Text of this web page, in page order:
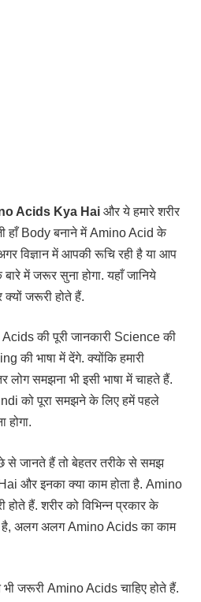
Acids Kya Hai और ये हमारे शरीर
हाँ Body बनाने में Amino Acid के
विज्ञान में आपकी रूचि रही है या आप
में जरूर सुना होगा. यहाँ जानिये
जरूरी होते हैं.
की पूरी जानकारी Science की
की भाषा में देंगे. क्योंकि हमारी
समझना भी इसी भाषा में चाहते हैं.
को पूरा समझने के लिए हमें पहले
होगा.
से जानते हैं तो बेहतर तरीके से समझ
और इनका क्या काम होता है. Amino
हैं. शरीर को विभिन्न प्रकार के
है, अलग अलग Amino Acids का काम
जरूरी Amino Acids चाहिए होते हैं.